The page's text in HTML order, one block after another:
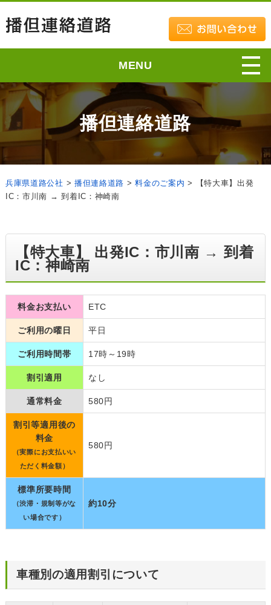
MENU
播但連絡道路
兵庫県道路公社 > 播但連絡道路 >料金のご案内 >
【特大車】出発
IC：市川南 → 到着IC：神崎南
【特大車】 出発IC：市川南 → 到着
IC：神崎南
料金お支払い ETC
ご利用の曜日 平日
ご利用時間帯 17時～19時
割引適用 なし
通常料金 580円
割引等適用後の
料金
（実際にお支払いい
ただく料金額）
580円
標準所要時間
（渋滞・規制等がな
い場合です）
約10分
車種別の適用割引について